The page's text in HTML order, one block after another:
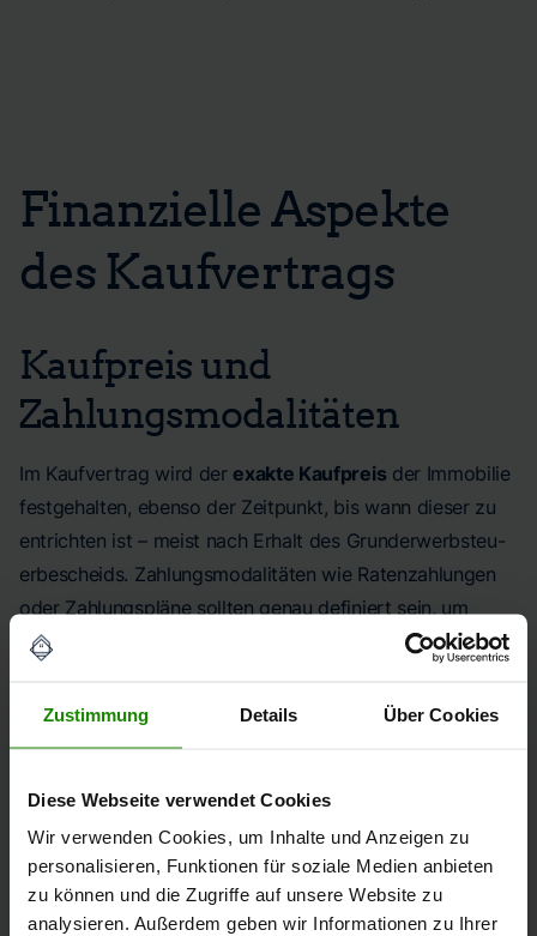
Zustimmung Details Über Cookies
Diese Webseite verwendet Cookies
Wir verwenden Cookies, um Inhalte und Anzeigen zu
personalisieren, Funktionen für soziale Medien anbieten
zu können und die Zugriffe auf unsere Website zu
analysieren. Außerdem geben wir Informationen zu Ihrer
Finanzielle Aspekte
des Kaufvertrags
Kaufpreis und
Zahlungsmodalitäten
Im Kaufvertrag wird der exakte Kaufpreis der Immobilie
festgehalten, ebenso der Zeitpunkt, bis wann dieser zu
entrichten ist – meist nach Erhalt des Grund­er­werb­steu­
er­be­scheids. Zahlungsmodalitäten wie Ratenzahlungen
oder Zahlungspläne sollten genau definiert sein, um
Missverständnisse zu vermeiden. Üblich ist die
beider Parteien sicherstellt. Achten Sie darauf, dass klare
Regelungen zur Zahlungssicherheit und Fälligkeit
Aufteilung der
Nebenkosten